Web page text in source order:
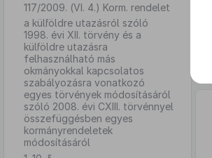
117/2009. (VI. 4.) Korm. rendelet
a külföldre utazásról szóló
1998. évi XII. törvény és a
külföldre utazásra
felhasználható más
okmányokkal kapcsolatos
szabályozásra vonatkozó
egyes törvények módosításáról
szóló 2008. évi CXIII. törvénnyel
összefüggésben egyes
kormányrendeletek
módosításáról